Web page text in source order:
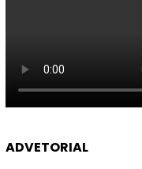
ADVETORIAL